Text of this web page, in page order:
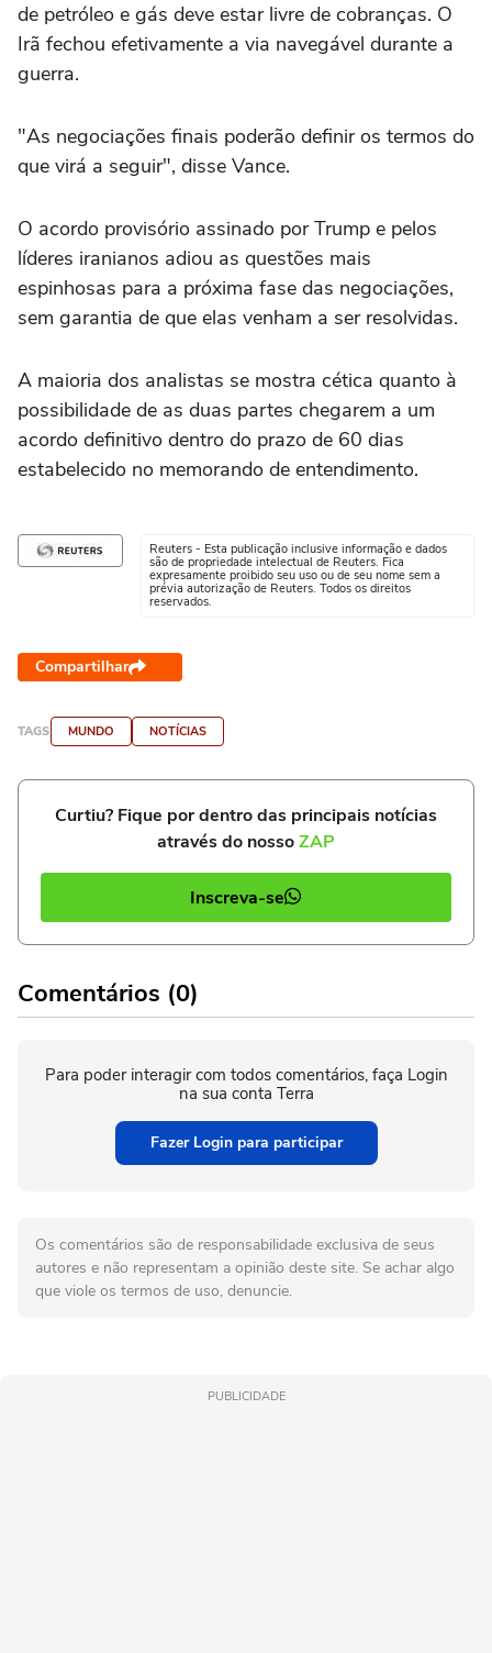
‌de petróleo e gás deve estar livre de cobranças. O
Irã fechou efetivamente a via ⁠navegável durante a
guerra.
"As negociações finais poderão definir os termos do
que virá a seguir", disse Vance.
O ‌acordo provisório assinado por Trump e pelos
líderes iranianos adiou as ⁠questões mais
espinhosas para a próxima fase das negociações,
sem garantia de que elas venham a ser resolvidas.
A maioria dos analistas se mostra cética quanto à
possibilidade de as duas partes chegarem a um
acordo definitivo dentro do prazo de 60 dias
estabelecido no memorando de entendimento.
Reuters - Esta publicação inclusive informação e dados
são de propriedade intelectual de Reuters. Fica
expresamente proibido seu uso ou de seu nome sem a
prévia autorização de Reuters. Todos os direitos
reservados.
Compartilhar
TAGS MUNDO NOTÍCIAS
Curtiu? Fique por dentro das principais notícias
através do nossoZAP
Inscreva-se
Comentários (0)
Para poder interagir com todos comentários, faça Login
na sua conta Terra
Fazer Login para participar
Os comentários são de responsabilidade exclusiva de seus
autores e não representam a opinião deste site. Se achar algo
que viole os termos de uso, denuncie.
PUBLICIDADE